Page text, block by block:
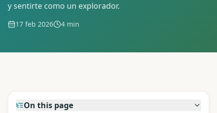
y sentirte como un explorador.
17 feb 2026 4 min
On this page